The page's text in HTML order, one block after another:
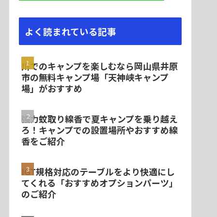
よく読まれている記事
川でのキャンプを楽しむなら岡山県井原
市の無料キャンプ場「天神峡キャンプ
場」がおすすめ
強力蚊取り線香で夏キャンプを乗り越え
ろ！キャンプでの設置場所やおすすめ線
香をご紹介
IGT規格対応のテーブルをより快適にし
てくれる「おすすめオプションパーツ」
のご紹介